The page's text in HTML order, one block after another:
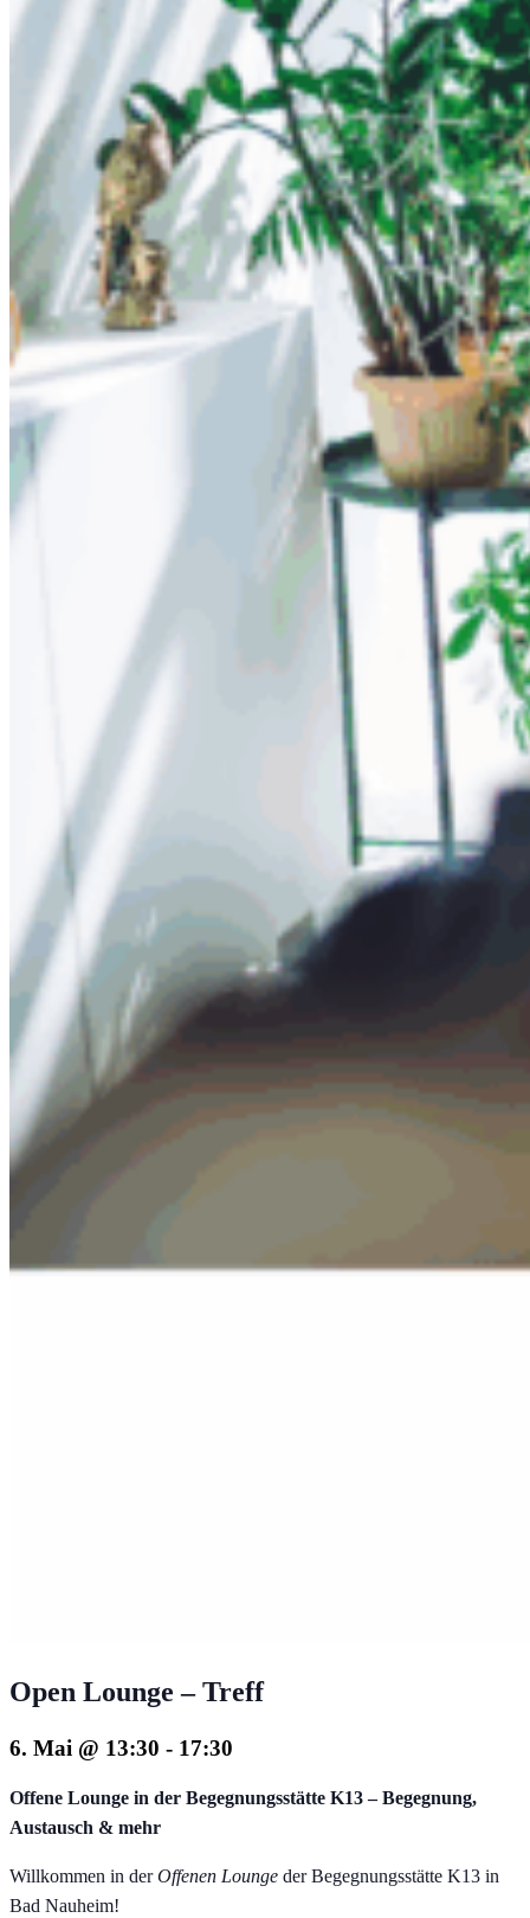
Open Lounge – Treff
6. Mai @ 13:30 - 17:30
Offene Lounge in der Begegnungsstätte K13 – Begegnung,
Austausch & mehr
Willkommen in derOffenen Lounge der Begegnungsstätte K13 in
Bad Nauheim!